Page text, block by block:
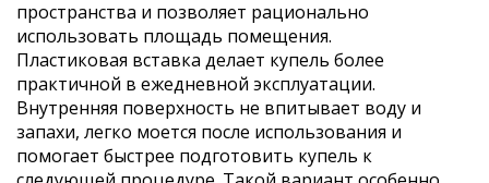
пространства и позволяет рационально
использовать площадь помещения.
Пластиковая вставка делает купель более
практичной в ежедневной эксплуатации.
Внутренняя поверхность не впитывает воду и
запахи, легко моется после использования и
помогает быстрее подготовить купель к